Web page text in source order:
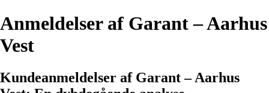
Anmeldelser af Garant – Aarhus
Vest
Kundeanmeldelser af Garant – Aarhus